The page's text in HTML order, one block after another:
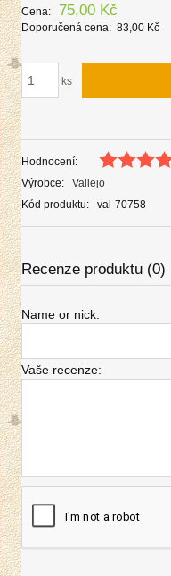
Cena: 75,00 Kč
Doporučená cena: 83,00 Kč
ks
Hodnocení:
Výrobce:
Vallejo
Kód produktu:
val-70758
Recenze produktu (0)
Name or nick:
Vaše recenze: